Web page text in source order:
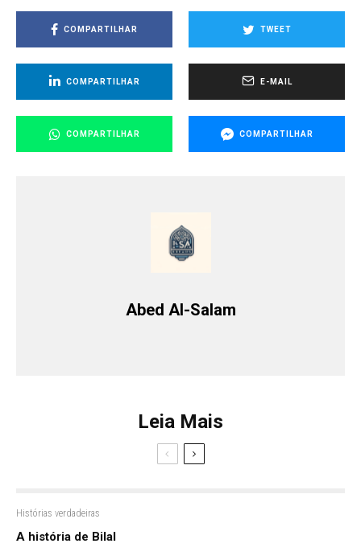
COMPARTILHAR TWEET
COMPARTILHAR E-MAIL
COMPARTILHAR COMPARTILHAR
Abed Al-Salam
Leia Mais
Histórias verdadeiras
A história de Bilal